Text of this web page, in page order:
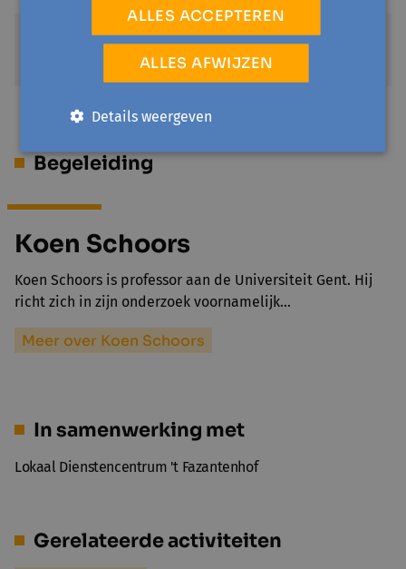
Kansentarief UiTPAS Regio Gent
Begeleiding
Koen Schoors
Koen Schoors is professor aan de Universiteit Gent. Hij
richt zich in zijn onderzoek voornamelijk…
Meer over Koen Schoors
In samenwerking met
Lokaal Dienstencentrum 't Fazantenhof
Gerelateerde activiteiten
ALLES ACCEPTEREN
ALLES AFWIJZEN
Details weergeven